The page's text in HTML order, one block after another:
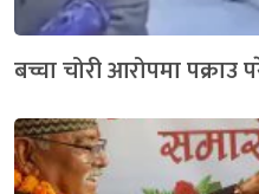
बच्चा चोरी आरोपमा पक्राउ